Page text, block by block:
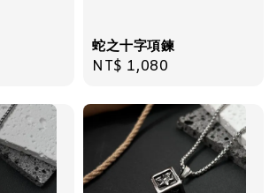
蛇之十字項鍊
Regular
NT$ 1,080